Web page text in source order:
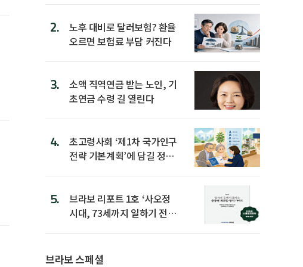
2.
노후 대비로 달러보험? 환율
오르면 보험료 부담 커진다
3.
소액 직역연금 받는 노인, 기
초연금 수령 길 열린다
4.
초고령사회 ‘제1차 국가인구
전략 기본계획’에 담길 정책
5.
브라보 리포트 1호 ‘사오정
시대, 73세까지 일하기 전략’
브라보 스페셜